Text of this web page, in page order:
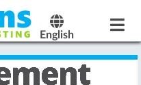
English